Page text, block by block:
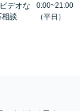
デオな
相談
0:00~21:00
（平日）